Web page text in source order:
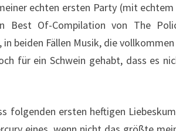
echten ersten Party (mit
Best Of-Compilation von The
in beiden Fällen Musik, die
für ein Schwein gehabt, dass es
folgenden ersten heftigen